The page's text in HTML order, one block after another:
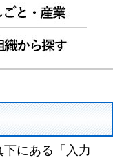
にある「入力